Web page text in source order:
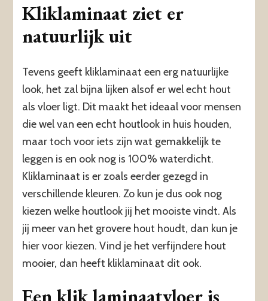
Kliklaminaat ziet er
natuurlijk uit
Tevens geeft kliklaminaat een erg natuurlijke
look, het zal bijna lijken alsof er wel echt hout
als vloer ligt. Dit maakt het ideaal voor mensen
die wel van een echt houtlook in huis houden,
maar toch voor iets zijn wat gemakkelijk te
leggen is en ook nog is 100% waterdicht.
Kliklaminaat is er zoals eerder gezegd in
verschillende kleuren. Zo kun je dus ook nog
kiezen welke houtlook jij het mooiste vindt. Als
jij meer van het grovere hout houdt, dan kun je
hier voor kiezen. Vind je het verfijndere hout
mooier, dan heeft kliklaminaat dit ook.
Een klik laminaatvloer is